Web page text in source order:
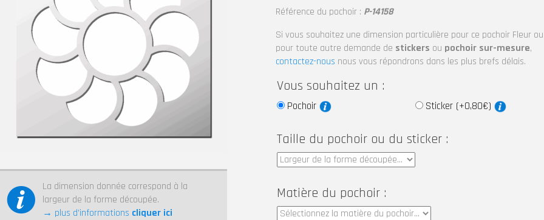
La dimension donnée correspond à la
largeur de la forme découpée.
→ plus d’informations cliquer ici
Note 5
Référence du pochoir : P-14158
Si vous souhaitez une dimension particulière pour ce pochoir Fleur ou
pour toute autre demande de stickers ou pochoir sur-mesure,
contactez-nous nous vous répondrons dans les plus brefs délais.
Vous souhaitez un :
Pochoir Sticker (+0,80€)
Taille du pochoir ou du sticker :
Matière du pochoir :